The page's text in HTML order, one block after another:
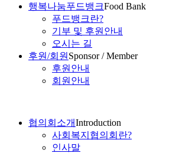
행복나눔푸드뱅크Food Bank
푸드뱅크란?
기부 및 후원안내
오시는 길
후원/회원 Sponsor / Member
후원안내
회원안내
협의회소개Introduction
사회복지협의회란?
인사말